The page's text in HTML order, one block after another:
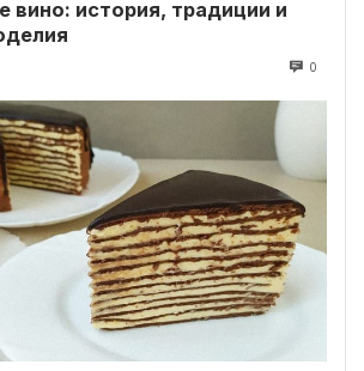
вино: история, традиции и
0